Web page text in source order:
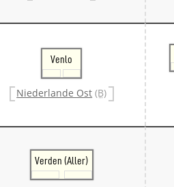
Venlo
Niederlande Ost (B)
Verden (Aller)